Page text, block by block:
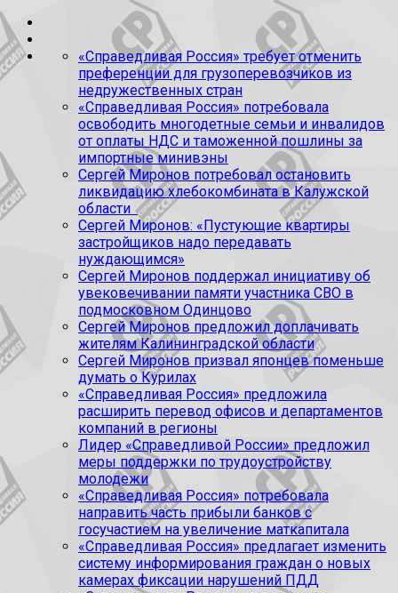
«Справедливая Россия» требует отменить
преференции для грузоперевозчиков из
недружественных стран
«Справедливая Россия» потребовала
освободить многодетные семьи и инвалидов
от оплаты НДС и таможенной пошлины за
импортные минивэны
Сергей Миронов потребовал остановить
ликвидацию хлебокомбината в Калужской
области
Сергей Миронов: «Пустующие квартиры
застройщиков надо передавать
нуждающимся»
Сергей Миронов поддержал инициативу об
увековечивании памяти участника СВО в
подмосковном Одинцово
Сергей Миронов предложил доплачивать
жителям Калининградской области
Сергей Миронов призвал японцев поменьше
думать о Курилах
«Справедливая Россия» предложила
расширить перевод офисов и департаментов
компаний в регионы
Лидер «Справедливой России» предложил
меры поддержки по трудоустройству
молодежи
«Справедливая Россия» потребовала
направить часть прибыли банков с
госучастием на увеличение маткапитала
«Справедливая Россия» предлагает изменить
систему информирования граждан о новых
камерах фиксации нарушений ПДД